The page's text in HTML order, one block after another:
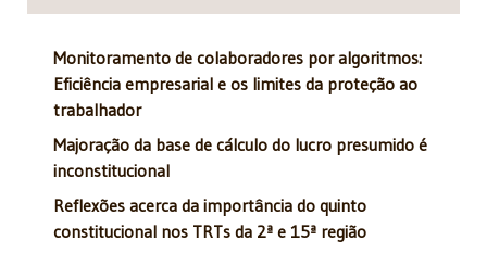
Monitoramento de colaboradores por algoritmos:
Eficiência empresarial e os limites da proteção ao
trabalhador
Majoração da base de cálculo do lucro presumido é
inconstitucional
Reflexões acerca da importância do quinto
constitucional nos TRTs da 2ª e 15ª região